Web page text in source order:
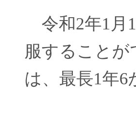
令和2年1月
服することが
は、最長1年6